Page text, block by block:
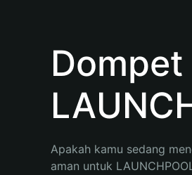
Português (Portugal)
Bahasa Indonesia
Dompet
Apakah kamu sedang
aman untuk